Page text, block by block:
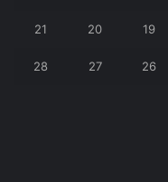
19
20
21
26
27
28